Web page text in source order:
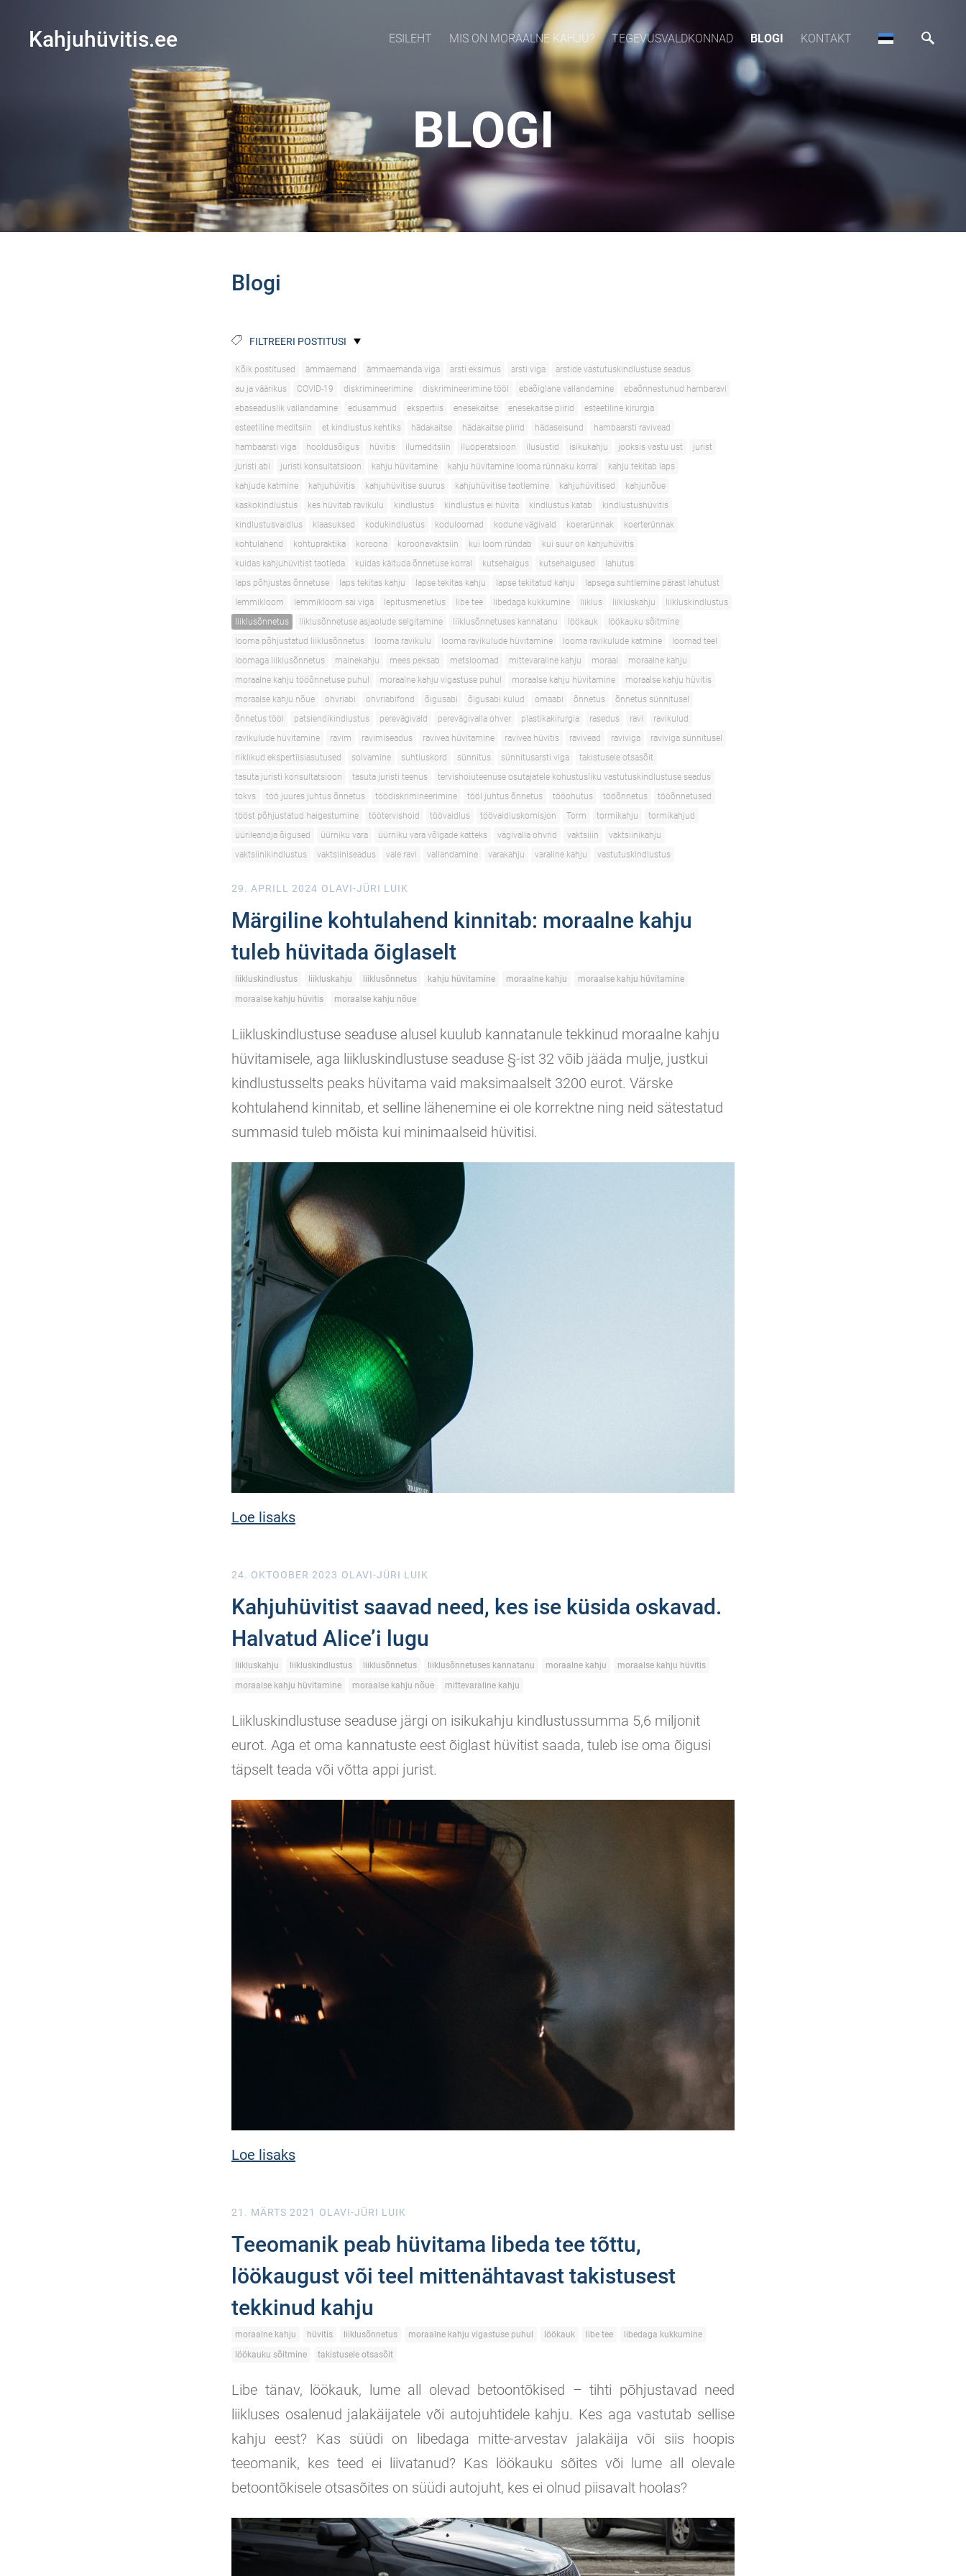
Kahjuhüvitis.ee ESILEHT MIS ON MORAALNE KAHJU? TEGEVUSVALDKONNAD BLOGI KONTAKT
BLOGI
Blogi
FILTREERI POSTITUSI
Kõik postitused ämmaemand ämmaemanda viga arsti eksimus arsti viga
arstide vastutuskindlustuse seadus
au ja väärikus
COVID-19 diskrimineerimine diskrimineerimine tööl ebaõiglane vallandamine
ebaõnnestunud hambaravi
ebaseaduslik vallandamine
edusammud ekspertiis enesekaitse enesekaitse piirid
esteetiline kirurgia
esteetiline meditsiin
et kindlustus kehtiks hädakaitse hädakaitse piirid hädaseisund
hambaarsti ravivead
hambaarsti viga
hooldusõigus hüvitis ilumeditsiin iluoperatsioon ilusüstid isikukahju jooksis vastu ust
jurist
juristi abi
juristi konsultatsioon kahju hüvitamine kahju hüvitamine looma rünnaku korral
kahju tekitab laps
kahjude katmine
kahjuhüvitis kahjuhüvitise suurus kahjuhüvitise taotlemine kahjuhüvitised
kahjunõue
kaskokindlustus
kes hüvitab ravikulu kindlustus kindlustus ei hüvita kindlustus katab
kindlustushüvitis
kindlustusvaidlus
klaasuksed kodukindlustus koduloomad kodune vägivald koerarünnak
koerterünnak
kohtulahend
kohtupraktika koroona koroonavaktsiin kui loom ründab
kui suur on kahjuhüvitis
kuidas kahjuhüvitist taotleda
kuidas käituda õnnetuse korral kutsehaigus kutsehaigused
lahutus
laps põhjustas õnnetuse
laps tekitas kahju lapse tekitas kahju lapse tekitatud kahju
lapsega suhtlemine pärast lahutust
lemmikloom
lemmikloom sai viga lepitusmenetlus libe tee libedaga kukkumine liiklus liikluskahju
liikluskindlustus
liiklusõnnetus
liiklusõnnetuse asjaolude selgitamine liiklusõnnetuses kannatanu löökauk
löökauku sõitmine
looma põhjustatud liiklusõnnetus
looma ravikulu looma ravikulude hüvitamine looma ravikulude katmine
loomad teel
loomaga liiklusõnnetus
mainekahju mees peksab metsloomad mittevaraline kahju moraal
moraalne kahju
moraalne kahju tööõnnetuse puhul
moraalne kahju vigastuse puhul moraalse kahju hüvitamine
moraalse kahju hüvitis
moraalse kahju nõue
ohvriabi ohvriabifond õigusabi õigusabi kulud omaabi õnnetus
õnnetus sünnitusel
õnnetus tööl
patsiendikindlustus perevägivald perevägivalla ohver plastikakirurgia rasedus ravi
ravikulud
ravikulude hüvitamine
ravim ravimiseadus ravivea hüvitamine ravivea hüvitis ravivead raviviga
raviviga sünnitusel
riiklikud ekspertiisiasutused
solvamine suhtluskord sünnitus sünnitusarsti viga
takistusele otsasõit
tasuta juristi konsultatsioon
tasuta juristi teenus
tervishoiuteenuse osutajatele kohustusliku vastutuskindlustuse seadus
tokvs
töö juures juhtus õnnetus töödiskrimineerimine tööl juhtus õnnetus tööohutus tööõnnetus
tööõnnetused
tööst põhjustatud haigestumine
töötervishoid töövaidlus töövaidluskomisjon Torm tormikahju
tormikahjud
üürileandja õigused
üürniku vara üürniku vara võlgade katteks vägivalla ohvrid vaktsiiin
vaktsiinikahju
vaktsiinikindlustus
vaktsiiniseadus vale ravi vallandamine varakahju varaline kahju vastutuskindlustus
29. APRILL 2024 OLAVI-JÜRI LUIK
Märgiline kohtulahend kinnitab: moraalne kahju
tuleb hüvitada õiglaselt
liikluskindlustus liikluskahju liiklusõnnetus kahju hüvitamine moraalne kahju
moraalse kahju hüvitamine
moraalse kahju hüvitis
moraalse kahju nõue
Liikluskindlustuse seaduse alusel kuulub kannatanule tekkinud moraalne kahju
hüvitamisele, aga liikluskindlustuse seaduse §-ist 32 võib jääda mulje, justkui
kindlustusselts peaks hüvitama vaid maksimaalselt 3200 eurot. Värske
kohtulahend kinnitab, et selline lähenemine ei ole korrektne ning neid sätestatud
summasid tuleb mõista kui minimaalseid hüvitisi.
Loe lisaks
24. OKTOOBER 2023 OLAVI-JÜRI LUIK
Kahjuhüvitist saavad need, kes ise küsida oskavad.
Halvatud Alice’i lugu
liikluskahju liikluskindlustus liiklusõnnetus liiklusõnnetuses kannatanu moraalne kahju
moraalse kahju hüvitis
moraalse kahju hüvitamine
moraalse kahju nõue mittevaraline kahju
Liikluskindlustuse seaduse järgi on isikukahju kindlustussumma 5,6 miljonit
eurot. Aga et oma kannatuste eest õiglast hüvitist saada, tuleb ise oma õigusi
täpselt teada või võtta appi jurist.
Loe lisaks
21. MÄRTS 2021 OLAVI-JÜRI LUIK
Teeomanik peab hüvitama libeda tee tõttu,
löökaugust või teel mittenähtavast takistusest
tekkinud kahju
moraalne kahju hüvitis liiklusõnnetus moraalne kahju vigastuse puhul löökauk libe tee
libedaga kukkumine
löökauku sõitmine
takistusele otsasõit
Libe tänav, löökauk, lume all olevad betoontõkised – tihti põhjustavad need
liikluses osalenud jalakäijatele või autojuhtidele kahju. Kes aga vastutab sellise
kahju eest? Kas süüdi on libedaga mitte-arvestav jalakäija või siis hoopis
teeomanik, kes teed ei liivatanud? Kas löökauku sõites või lume all olevale
betoontõkisele otsasõites on süüdi autojuht, kes ei olnud piisavalt hoolas?